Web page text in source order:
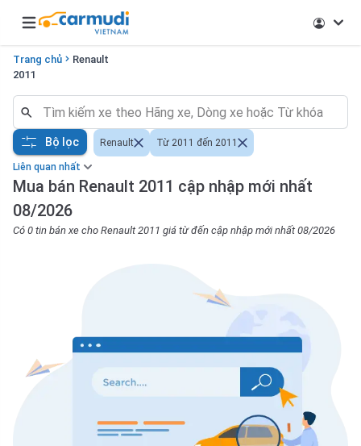
Open main menu
Trang chủ
Renault
2011
Liên quan nhất
Mua bán Renault 2011 cập nhập mới nhất
08/2026
Có 0 tin bán xe cho Renault 2011 giá từ đến cập nhập mới nhất 08/2026
Bộ lọc Renault Từ 2011 đến 2011